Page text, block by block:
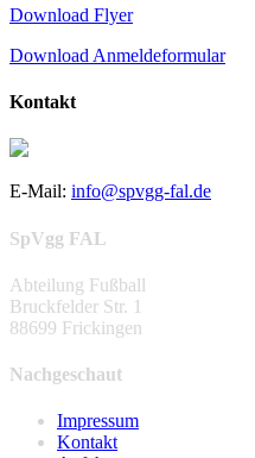
Download Flyer
Download Anmeldeformular
Kontakt
E-Mail: info@spvgg-fal.de
SpVgg FAL
Abteilung Fußball
Bruckfelder Str. 1
88699 Frickingen
Nachgeschaut
Impressum
Kontakt